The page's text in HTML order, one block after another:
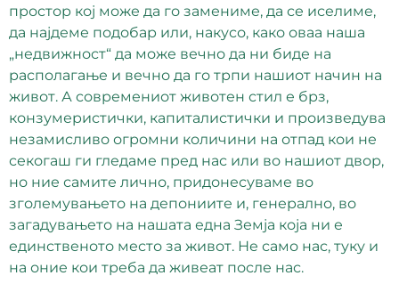
простор кој може да го замениме, да се иселиме,
да најдеме подобар или, накусо, како оваа наша
„недвижност“ да може вечно да ни биде на
располагање и вечно да го трпи нашиот начин на
живот. А современиот животен стил е брз,
конзумеристички, капиталистички и произведува
незамисливо огромни количини на отпад кои не
секогаш ги гледаме пред нас или во нашиот двор,
но ние самите лично, придонесуваме во
зголемувањето на депониите и, генерално, во
загадувањето на нашата една Земја која ни е
единственото место за живот. Не само нас, туку и
на оние кои треба да живеат после нас.